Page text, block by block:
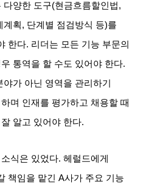
다양한 도구(현금흐름할인법,
계획, 단계별 점검방식 등)를
한다. 리더는 모든 기능 부문의
통역을 할 수도 있어야 한다.
가 아닌 영역을 관리하기
며 인재를 평가하고 채용할 때
알고 있어야 한다.
식은 있었다.헤럴드에게
책임을 맡긴
A사가 주요 기능